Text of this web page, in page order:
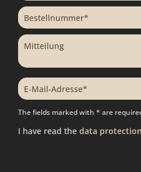
The fields marked with * are
I have read the data